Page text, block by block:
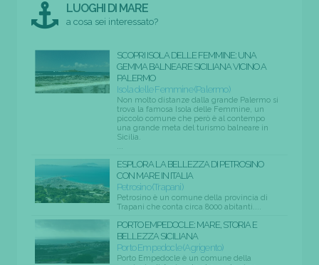
LUOGHI DI MARE
a cosa sei interessato?
SCOPRI ISOLA DELLE FEMMINE: UNA
GEMMA BALNEARE SICILIANA VICINO A
PALERMO
Isola delle Femmine (Palermo)
Non molto distanze dalla grande Palermo si
trova la famosa Isola delle Femmine, un
piccolo comune che però è al contempo
una grande meta del turismo balneare in
Sicilia.
...
ESPLORA LA BELLEZZA DI PETROSINO
CON MARE IN ITALIA
Petrosino (Trapani)
Petrosino è un comune della provincia di
Trapani che conta circa 8000 abitanti....
PORTO EMPEDOCLE: MARE, STORIA E
BELLEZZA SICILIANA
Porto Empedocle (Agrigento)
Porto Empedocle è un comune della